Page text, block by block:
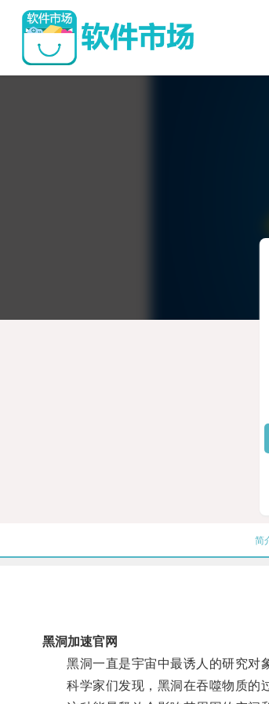
简
黑洞加速官网
黑洞一直是宇宙中最诱人的研究对象
科学家们发现，黑洞在吞噬物质的过